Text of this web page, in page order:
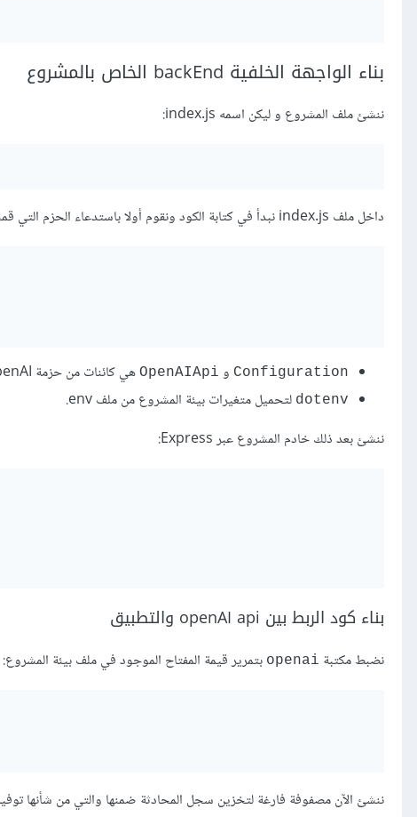
بناء الواجهة الخلفية backEnd الخاص بالمشروع
ننشئ ملف المشروع و ليكن اسمه index.js:
داخل ملف index.js نبدأ في كتابة الكود ونقوم أولا باستدعاء الحزم التي قمنا بتحميلها داخل المشروع:
Configuration و OpenAIApi هي كائنات من حزمة OpenAI، والتي تستخدم للاتصال بواجهة OpenAI
dotenv لتحميل متغيرات بيئة المشروع من ملف ‎.env
ننشئ بعد ذلك خادم المشروع عبر Express:
بناء كود الربط بين openAI api والتطبيق
نضبط مكتبة openai بتمرير قيمة المفتاح الموجود في ملف بيئة المشروع:
ننشئ الآن مصفوفة فارغة لتخزين سجل المحادثة ضمنها والتي من شأنها توفير